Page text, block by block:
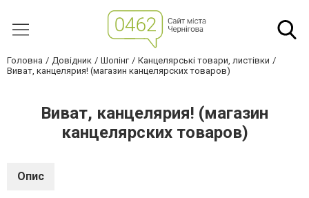
Головна Довідник Шопінг
Канцелярські товари, листівки
Виват, канцелярия! (магазин канцелярских товаров)
Виват, канцелярия! (магазин
канцелярских товаров)
Опис